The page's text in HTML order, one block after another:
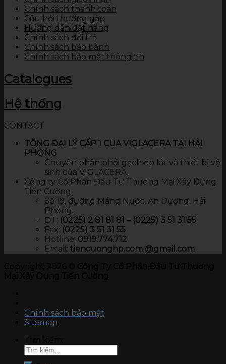
Chính sách thanh toán
Câu hỏi thường gặp
Hướng dẫn đặt hàng
Chính sách đổi trả
Chính sách bảo hành
Chính sách bảo mật thông tin
Catalogues
Hệ thống
CONTACT
TỔNG ĐẠI LÝ CẤP 1 CỦA VIGLACERA TẠI HẢI
PHÒNG
Chuyên phân phối gạch ốp lát và thiết bị vệ
sinh của VIGLACERA.
Công ty Cổ Phần Đầu Tư Thương Mại Xây Dựng
Tiến Cường.
Số 19, đường Máng Nước, An Dương, Hải
Phòng.
ĐT: (0225) 2 81 81 81 – (0225) 3 51 31 55
Fax: (0225) 3 51 31 55
Hotline: 0919.774.712​
Email: tiencuonghp.com @gmail.com
Chính sách bảo mật
Sitemap